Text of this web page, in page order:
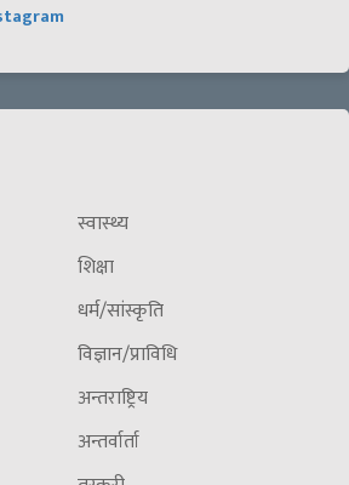
स्वास्थ्य
शिक्षा
धर्म/सांस्कृति
विज्ञान/प्राविधि
अन्तराष्ट्रिय
अन्तर्वार्ता